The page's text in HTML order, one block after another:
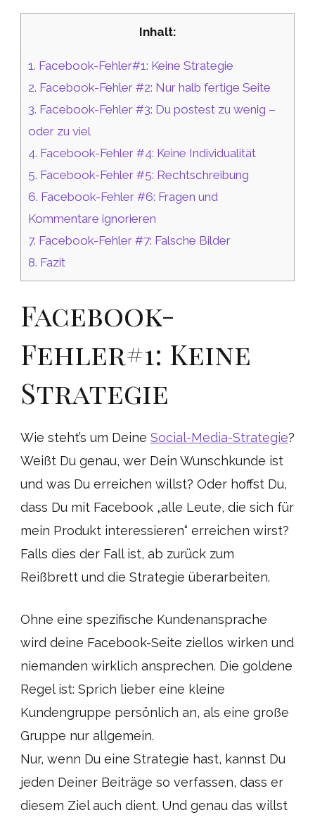
Inhalt:
1. Facebook-Fehler#1: Keine Strategie
2. Facebook-Fehler #2: Nur halb fertige Seite
3. Facebook-Fehler #3: Du postest zu wenig –
oder zu viel
4. Facebook-Fehler #4: Keine Individualität
5. Facebook-Fehler #5: Rechtschreibung
6. Facebook-Fehler #6: Fragen und
Kommentare ignorieren
7. Facebook-Fehler #7: Falsche Bilder
8. Fazit
Facebook-
Fehler#1: Keine
Strategie
Wie steht’s um Deine Social-Media-Strategie?
Weißt Du genau, wer Dein Wunschkunde ist
und was Du erreichen willst? Oder hoffst Du,
dass Du mit Facebook „alle Leute, die sich für
mein Produkt interessieren“ erreichen wirst?
Falls dies der Fall ist, ab zurück zum
Reißbrett und die Strategie überarbeiten.
Ohne eine spezifische Kundenansprache
wird deine Facebook-Seite ziellos wirken und
niemanden wirklich ansprechen. Die goldene
Regel ist: Sprich lieber eine kleine
Kundengruppe persönlich an, als eine große
Gruppe nur allgemein.
Nur, wenn Du eine Strategie hast, kannst Du
jeden Deiner Beiträge so verfassen, dass er
diesem Ziel auch dient. Und genau das willst